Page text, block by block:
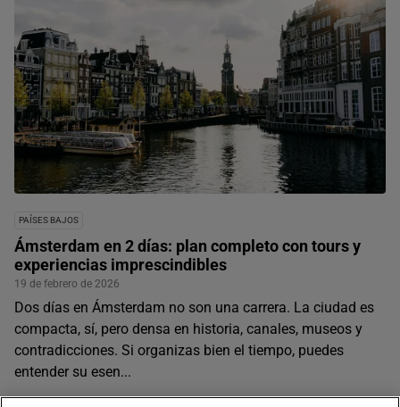
PAÍSES BAJOS
Ámsterdam en 2 días: plan completo con tours y
experiencias imprescindibles
19 de febrero de 2026
Dos días en Ámsterdam no son una carrera. La ciudad es
compacta, sí, pero densa en historia, canales, museos y
contradicciones. Si organizas bien el tiempo, puedes
entender su esen...